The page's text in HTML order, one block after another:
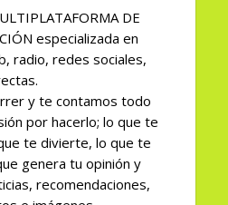
DE
especializada en
radio, redes sociales,
y te contamos todo
por hacerlo; lo que te
te divierte, lo que te
genera tu opinión y
recomendaciones,